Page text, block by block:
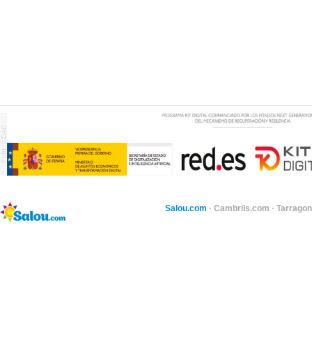
Salou.com · Cambrils.com ·